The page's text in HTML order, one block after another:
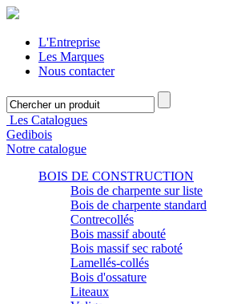
L'Entreprise
Les Marques
Nous contacter
Les Catalogues
Gedibois
Notre catalogue
BOIS DE CONSTRUCTION
Bois de charpente sur liste
Bois de charpente standard
Contrecollés
Bois massif abouté
Bois massif sec raboté
Lamellés-collés
Bois d'ossature
Liteaux